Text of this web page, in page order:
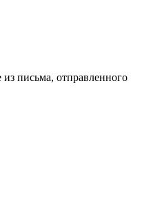
письма, отправленного